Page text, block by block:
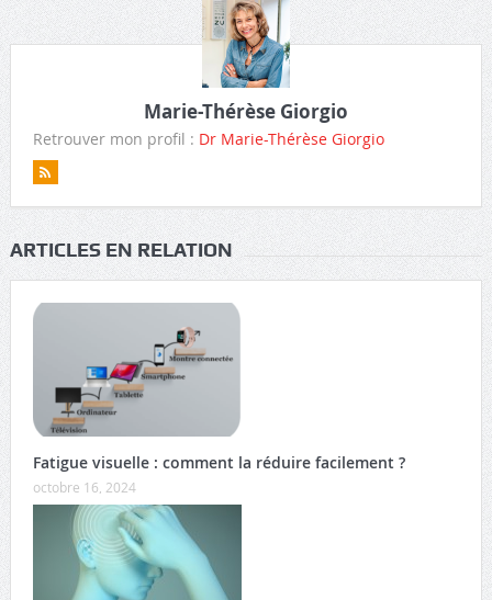
Marie-Thérèse Giorgio
Retrouver mon profil : Dr Marie-Thérèse Giorgio
ARTICLES EN RELATION
Fatigue visuelle : comment la réduire facilement ?
octobre 16, 2024